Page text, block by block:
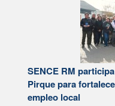
SENCE RM
Pirque para
empleo local